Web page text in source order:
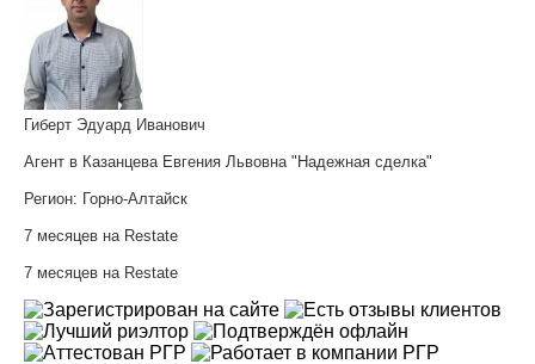
Гиберт Эдуард Иванович
Агент в Казанцева Евгения Львовна "Надежная сделка"
Регион: Горно-Алтайск
7 месяцев на Restate
7 месяцев на Restate